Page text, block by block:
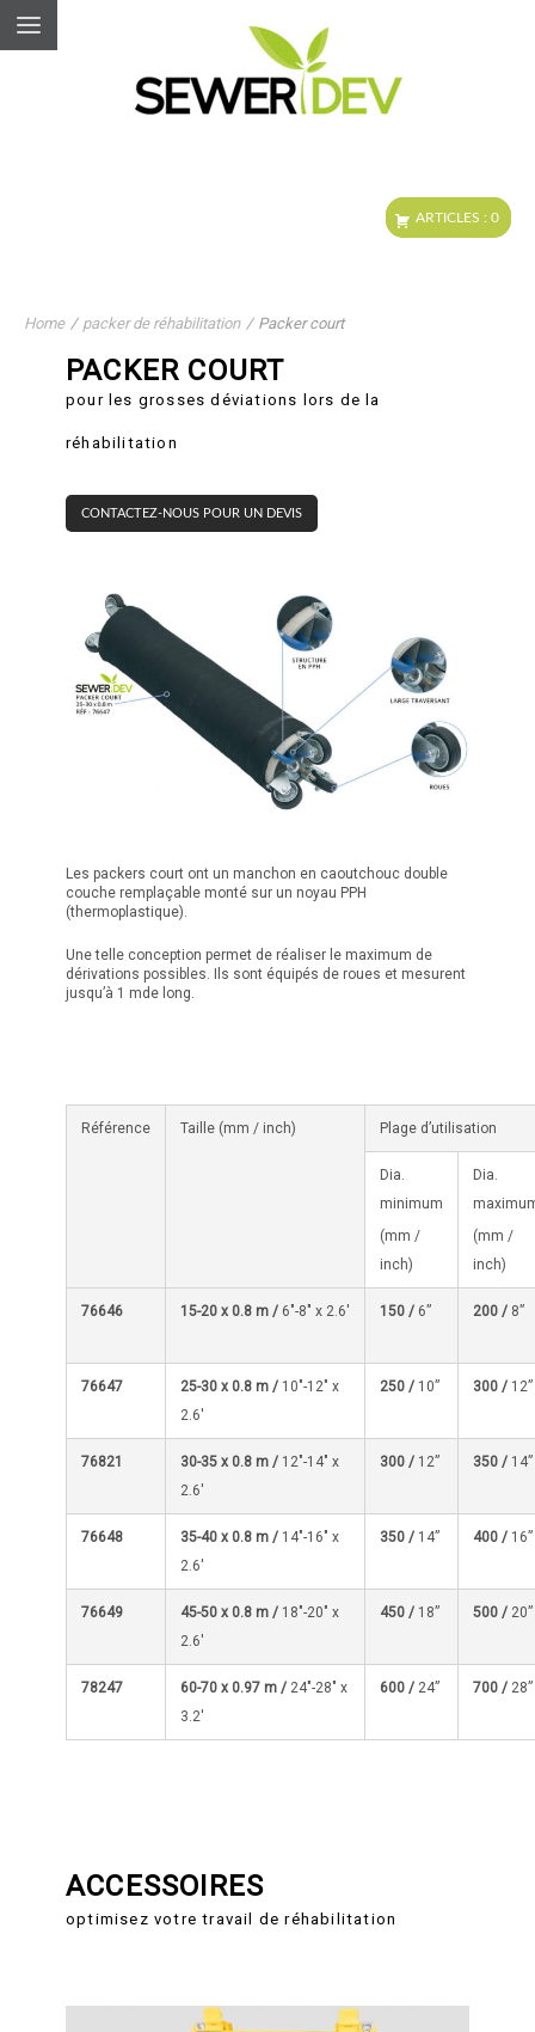
Home / packer de réhabilitation / Packer court
PACKER COURT
pour les grosses déviations lors de la
réhabilitation
CONTACTEZ-NOUS POUR UN DEVIS
Les packers court ont un manchon en caoutchouc double
couche remplaçable monté sur un noyau PPH
(thermoplastique).
Une telle conception permet de réaliser le maximum de
dérivations possibles. Ils sont équipés de roues et mesurent
jusqu’à 1 mde long.
Référence Taille (mm / inch) Plage d’utilisation
Dia.
minimum
(mm /
inch)
Dia.
(mm /
inch)
76646 15-20 x 0.8 m / 6″-8″ x 2.6′ 150 / 6” 200 / 8”
76647 25-30 x 0.8 m / 10″-12″ x
2.6′
250 / 10” 300 / 12”
76821 30-35 x 0.8 m / 12″-14″ x
2.6′
300 / 12” 350 / 14”
76648 35-40 x 0.8 m / 14″-16″ x
2.6′
350 / 14” 400 / 16”
76649 45-50 x 0.8 m / 18″-20″ x
2.6′
450 / 18” 500 / 20”
78247 60-70 x 0.97 m / 24″-28″ x
3.2′
600 / 24” 700 / 28”
ACCESSOIRES
optimisez votre travail de réhabilitation